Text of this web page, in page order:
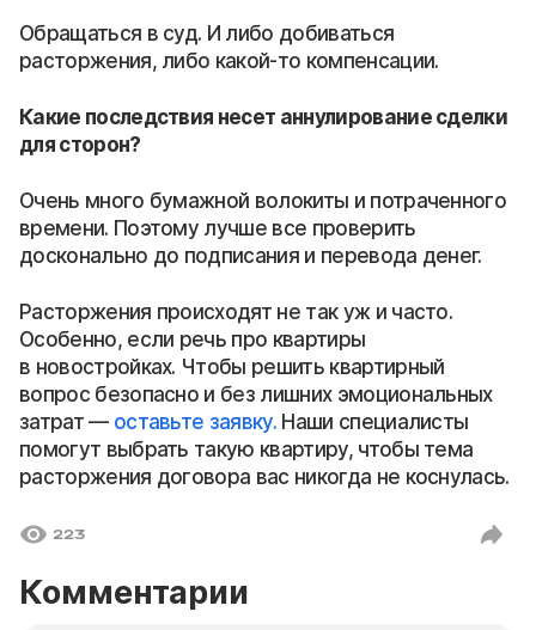
Обращаться в суд. И либо добиваться
расторжения, либо какой-то компенсации.
Какие последствия несет аннулирование сделки
для сторон?
Очень много бумажной волокиты и потраченного
времени. Поэтому лучше все проверить
досконально до подписания и перевода денег.
Расторжения происходят не так уж и часто.
Особенно, если речь про квартиры
в новостройках. Чтобы решить квартирный
вопрос безопасно и без лишних эмоциональных
затрат — оставьте заявку. Наши специалисты
помогут выбрать такую квартиру, чтобы тема
расторжения договора вас никогда не коснулась.
223
Комментарии